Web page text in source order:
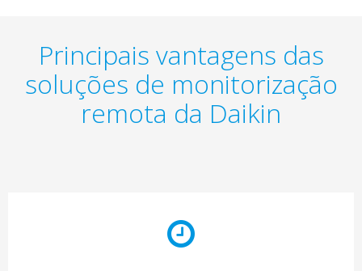
Principais vantagens das
soluções de monitorização
remota da Daikin